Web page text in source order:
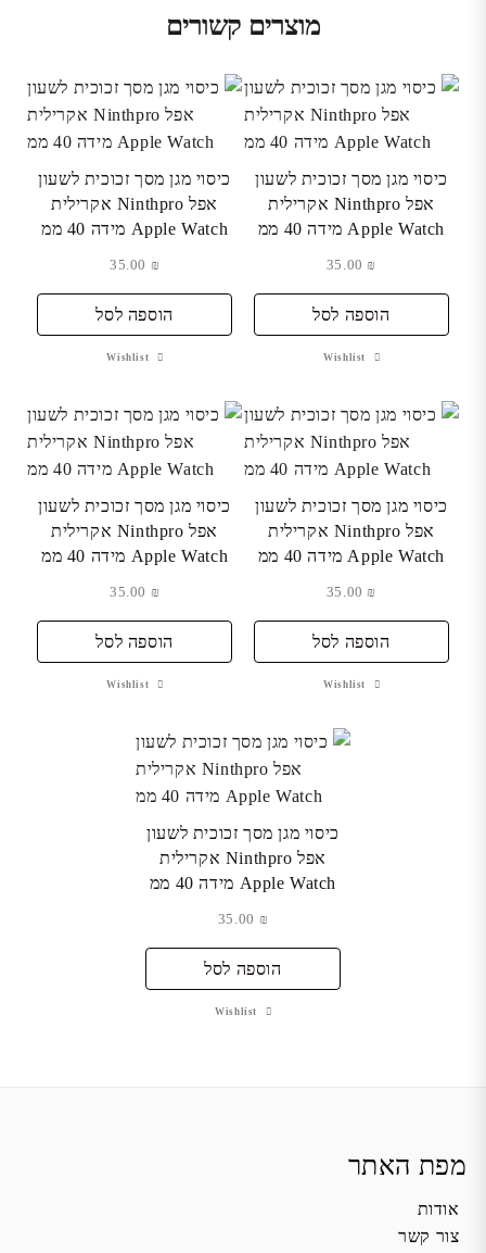
מוצרים קשורים
כיסוי מגן מסך זכוכית לשעון
אפל Ninthpro אקרילית
Apple Watch מידה 40 ממ
₪
הוספה לסל
Wishlist
כיסוי מגן מסך זכוכית לשעון
אפל Ninthpro אקרילית
Apple Watch מידה 40 ממ
₪
הוספה לסל
Wishlist
כיסוי מגן מסך זכוכית לשעון
אפל Ninthpro אקרילית
Apple Watch מידה 40 ממ
₪
הוספה לסל
Wishlist
כיסוי מגן מסך זכוכית לשעון
אפל Ninthpro אקרילית
Apple Watch מידה 40 ממ
₪
הוספה לסל
Wishlist
כיסוי מגן מסך זכוכית לשעון
אפל Ninthpro אקרילית
Apple Watch מידה 40 ממ
₪
הוספה לסל
Wishlist
מפת האתר
אודות
צור קשר